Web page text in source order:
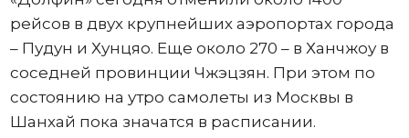
рейсов в двух крупнейших аэропортах города
– Пудун и Хунцяо. Еще около 270 – в Ханчжоу в
соседней провинции Чжэцзян. При этом по
состоянию на утро самолеты из Москвы в
Шанхай пока значатся в расписании.